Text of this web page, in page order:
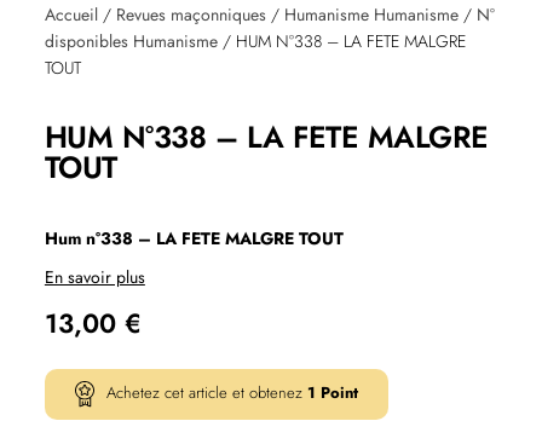
Accueil/ Revues maçonniques/ Humanisme Humanisme/ N°
disponibles Humanisme/ HUM N°338 – LA FETE MALGRE
TOUT
HUM N°338 – LA FETE MALGRE
TOUT
Hum n°338 – LA FETE MALGRE TOUT
En savoir plus
13,00 €
Achetez cet article et obtenez 1 Point